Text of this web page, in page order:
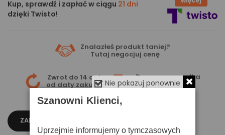
Kup, sprawdź i zapłać w ciągu 21 dni
dzięki Twisto!
Znalazłeś produkt taniej?
Tutaj negocjuj cenę
Zwrot do 14 dni
od daty zakupu
Darmowa wysyłka
już od 399 zł
ZAPYTAJ O CENĘ
Nie pokazuj ponownie
Szanowni Klienci,
Uprzejmie informujemy o tymczasowych